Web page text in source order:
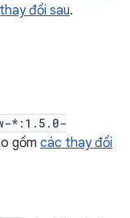
đổi sau.
*:1.5.0-
gồm các thay đổi